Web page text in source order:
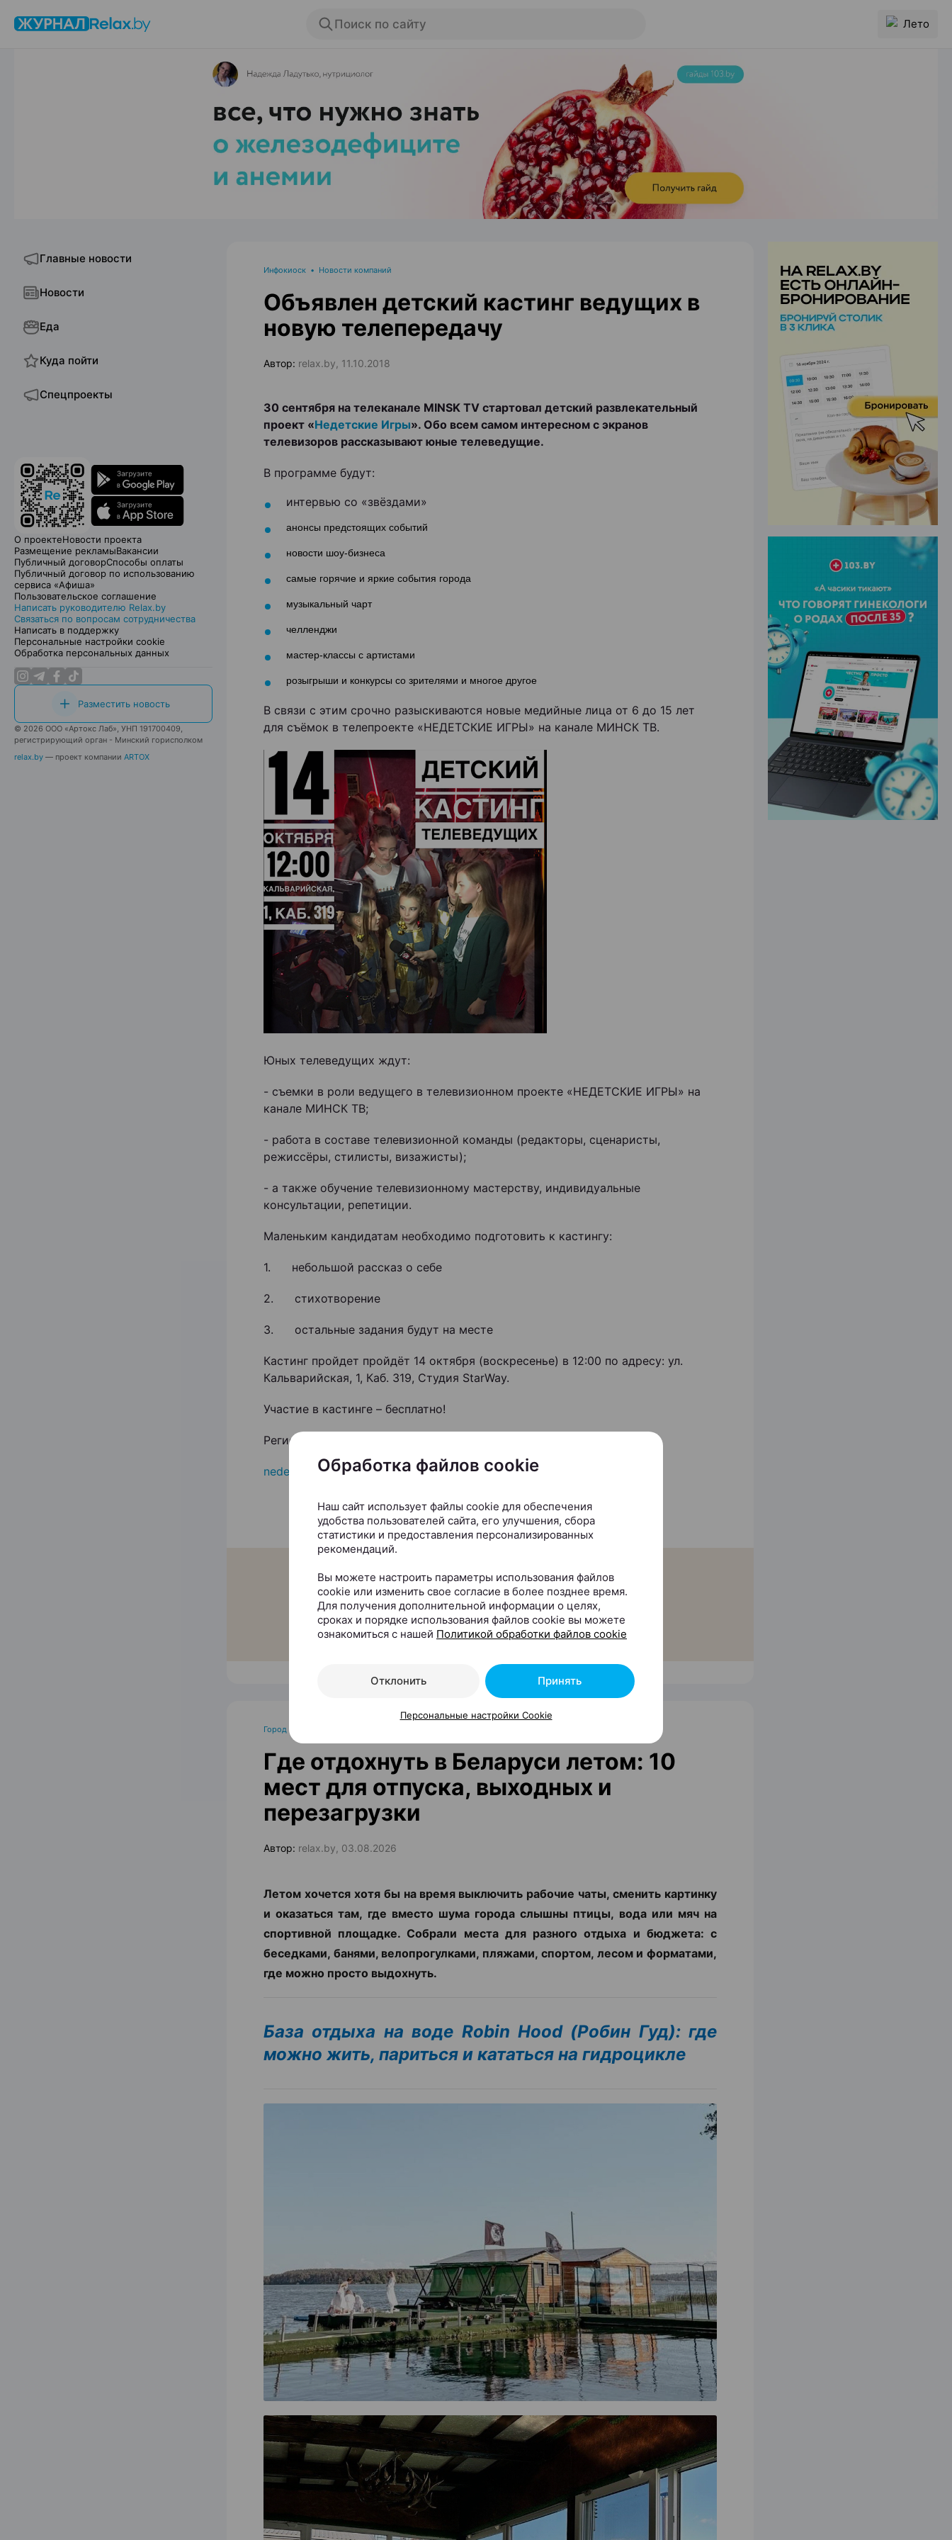
Поиск по сайту Лето
ЭФФЕКТИВНАЯ РЕКЛАМА НА САЙТЕ
Главные новости
Новости
Еда
Куда пойти
Спецпроекты
О проектеНовости проекта
Размещение рекламыВакансии
Публичный договорСпособы оплаты
Публичный договор по использованию
сервиса «Афиша»
Пользовательское соглашение
Написать руководителю Relax.by
Связаться по вопросам сотрудничества
Написать в поддержку
Персональные настройки cookie
Обработка персональных данных
Разместить новость
© 2026 ООО «Артокс Лаб», УНП 191700409,
регистрирующий орган - Минский горисполком
relax.by — проект компании ARTOX
Инфокиоск • Новости компаний
Объявлен детский кастинг ведущих в
новую телепередачу
Автор: relax.by, 11.10.2018
30 сентября на телеканале MINSK TV стартовал детский развлекательный
проект «Недетские Игры». Обо всем самом интересном с экранов
телевизоров рассказывают юные телеведущие.
В программе будут:
интервью со «звёздами»
анонсы предстоящих событий
новости шоу-бизнеса
самые горячие и яркие события города
музыкальный чарт
челленджи
мастер-классы с артистами
розыгрыши и конкурсы со зрителями и многое другое
В связи с этим срочно разыскиваются новые медийные лица от 6 до 15 лет
для съёмок в телепроекте «НЕДЕТСКИЕ ИГРЫ» на канале МИНСК ТВ.
Юных телеведущих ждут:
- съемки в роли ведущего в телевизионном проекте «НЕДЕТСКИЕ ИГРЫ» на
канале МИНСК ТВ;
- работа в составе телевизионной команды (редакторы, сценаристы,
режиссёры, стилисты, визажисты);
- а также обучение телевизионному мастерству, индивидуальные
консультации, репетиции.
Маленьким кандидатам необходимо подготовить к кастингу:
1. небольшой рассказ о себе
2. стихотворение
3. остальные задания будут на месте
Кастинг пройдет пройдёт 14 октября (воскресенье) в 12:00 по адресу: ул.
Кальварийская, 1, Каб. 319, Студия StarWay.
Участие в кастинге – бесплатно!
Регистрация по телефону: +375 29 614 03 92
nedetskieigry.by
Следите за нами в соцсетях
ЭФФЕКТИВНАЯ РЕКЛАМА НА САЙТЕ
Город •
Где отдохнуть в Беларуси летом: 10
мест для отпуска, выходных и
перезагрузки
Автор: relax.by, 03.08.2026
Летом хочется хотя бы на время выключить рабочие чаты, сменить картинку
и оказаться там, где вместо шума города слышны птицы, вода или мяч на
спортивной площадке. Собрали места для разного отдыха и бюджета: с
беседками, банями, велопрогулками, пляжами, спортом, лесом и форматами,
где можно просто выдохнуть.
База отдыха на воде Robin Hood (Робин Гуд): где
можно жить, париться и кататься на гидроцикле
ЭФФЕКТИВНАЯ РЕКЛАМА НА САЙТЕ
ЭФФЕКТИВНАЯ РЕКЛАМА НА САЙТЕ
Обработка файлов cookie
Наш сайт использует файлы cookie для обеспечения
удобства пользователей сайта, его улучшения, сбора
статистики и предоставления персонализированных
рекомендаций.
Вы можете настроить параметры использования файлов
cookie или изменить свое согласие в более позднее время.
Для получения дополнительной информации о целях,
сроках и порядке использования файлов cookie вы можете
ознакомиться с нашей Политикой обработки файлов cookie
Отклонить Принять
Персональные настройки Cookie